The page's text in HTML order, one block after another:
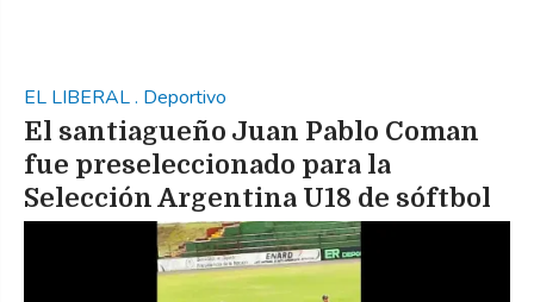
EL LIBERAL. Deportivo
El santiagueño Juan Pablo Coman
fue preseleccionado para la
Selección Argentina U18 de sóftbol